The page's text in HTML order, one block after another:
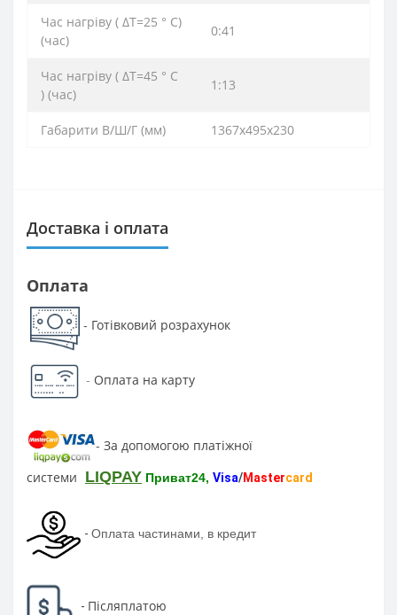
Час нагріву ( ΔТ=25 ° С)
(час)
0:41
Час нагріву ( ΔТ=45 ° С
) (час)
1:13
Габарити В/Ш/Г (мм) 1367х495х230
Доставка і оплата
Оплата
- Готівковий розрахунок
- Оплата на карту
- За допомогою платіжної
системи LIQPAY Приват24, Visa/Mastercard
- Оплата частинами, в кредит
- Післяплатою